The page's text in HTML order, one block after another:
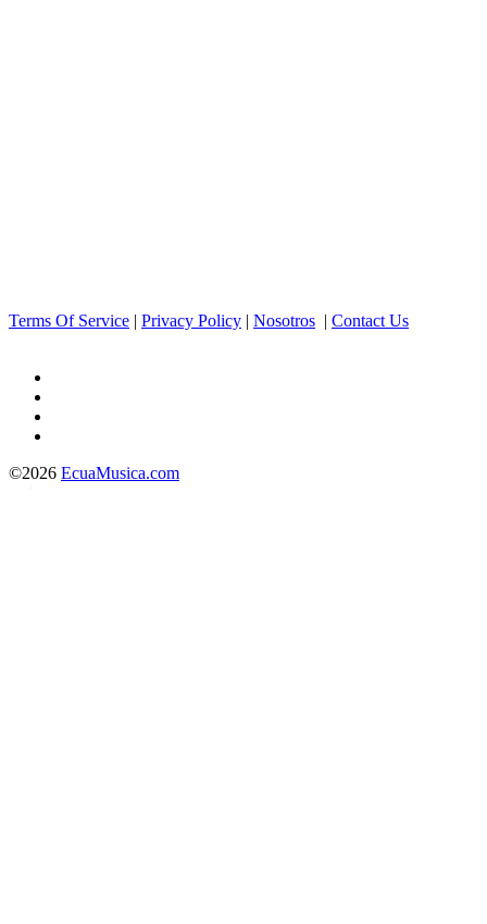
Terms Of Service | Privacy Policy | Nosotros | Contact Us
©2026 EcuaMusica.com